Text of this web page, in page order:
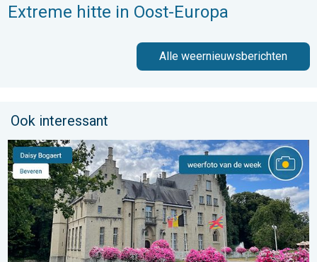
Extreme hitte in Oost-Europa
Alle weernieuwsberichten
Ook interessant
De weerfoto van de week. Weer&Radar uploader. . . zaterdag